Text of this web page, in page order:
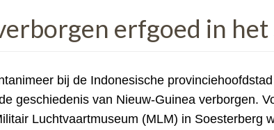
erfgoed in
bij de Indonesische
geschiedenis van Nieuw-Guinea verborgen.
Luchtvaartmuseum (MLM) in Soesterberg